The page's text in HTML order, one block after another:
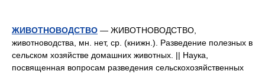
ЖИВОТНОВОДСТВО — ЖИВОТНОВОДСТВО,
животноводства, мн. нет, ср. (книжн.). Разведение полезных в
сельском хозяйстве домашних животных. || Наука,
посвященная вопросам разведения сельскохозяйственных